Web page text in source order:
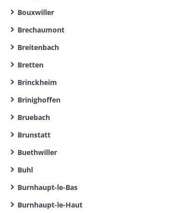
Bouxwiller
Brechaumont
Breitenbach
Bretten
Brinckheim
Brinighoffen
Bruebach
Brunstatt
Buethwiller
Buhl
Burnhaupt-le-Bas
Burnhaupt-le-Haut